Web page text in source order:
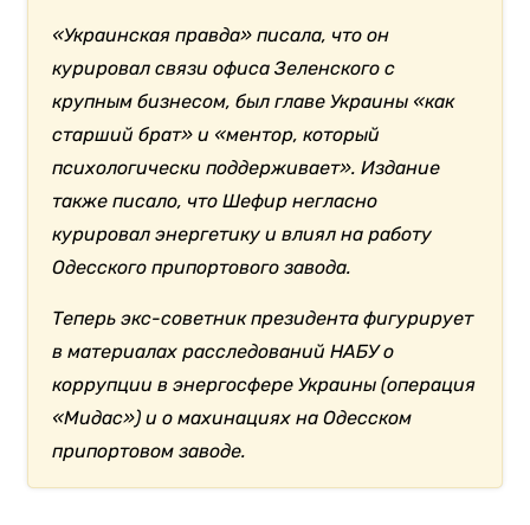
«Украинская правда» писала, что он
курировал связи офиса Зеленского с
крупным бизнесом, был главе Украины «как
старший брат» и «ментор, который
психологически поддерживает». Издание
также писало, что Шефир негласно
курировал энергетику и влиял на работу
Одесского припортового завода.
Теперь экс-советник президента фигурирует
в материалах расследований НАБУ о
коррупции в энергосфере Украины (операция
«Мидас») и о махинациях на Одесском
припортовом заводе.